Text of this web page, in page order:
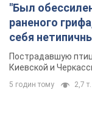
"Был
раненого
себя
Пострадавшую
Киевской и
5 годин тому 2,7 т.